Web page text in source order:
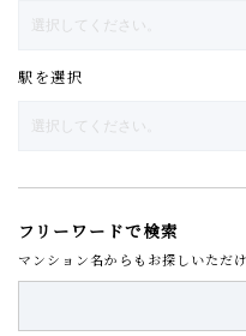
駅を選択
フリーワードで検索
マンション名からもお探しいただけ